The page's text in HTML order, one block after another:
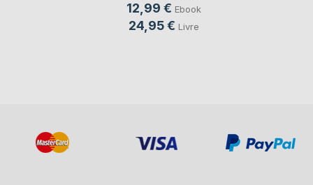
12,99 € Ebook
24,95 € Livre